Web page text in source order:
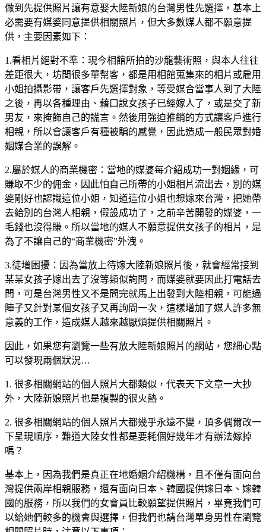
做到先提供照片讓有意娶大陸新娘的台灣男性先選擇，基本上
必需要有媒婆同意提供相關照片，但大多數媒人都不願意提
供，主要因素如下：
1.看相片絕對不準：現今相館所拍的沙龍藝術照，與本人往往
差距很大，坊間很多單幫客，都是用相館蒐集來的相片或雇用
小姐拍攝影帶，讓客戶先選擇對象，等受媒合當事人到了大陸
之後，再以各種理由、藉口說女孩子已經嫁人了，或是交了新
男友，來掩飾自己的謊言。然後用強迫推銷的方式讓客戶進行
相親，所以會讓客戶有種被騙的感覺，因此造成一般民眾對婚
姻媒合業的誤解。
2.屬於媒人的商業機密：當地的媒婆每介紹成功一對姻緣，可
賺取不少的佣金，因此怕自己所帶的小姐相片流出去，別的媒
婆剛好也認識這位小姐，知道這位小姐也想嫁來台灣，把她帶
去給別的台灣人相親，假設成功了，之前辛苦開發的媒婆，一
毛錢也沒得賺。所以當地的媒人不願意提供女孩子的相片，是
為了不讓自己的“商業機密”外洩。
3.徒增困擾：因為當放上待嫁大陸新娘照片後，就會經常接到
某某女孩子嫁出去了沒等類似詢問，而媒婆就要因此打電話去
問，可是台灣男性又不是問完就馬上出發到大陸相親，可能過
陣子又針對某個女孩子又再詢問一次，這樣增加了媒人許多無
意義的工作，造成媒人越來越厭煩提供相關照片。
因此，如果您有瀏覽一些有放大陸新娘照片的網站，您細心點
可以發現兩個狀況…
1. 很多相關網站的個人照片大都類似，代表天下文章一大抄
外，大陸新娘照片也是複製的很火熱。
2. 很多相關網站的個人照片大都幾乎永遠不變，頂多偶爾改一
下呈現順序，難道大陸女性都是要耗個好幾年才有辦法嫁掉
嗎？
基本上，因為我們是真正在地婚姻介紹機構，且不僅有面向台
灣提供兩岸相親服務，還有面向日本、韓國提供嫁日本、嫁韓
國的服務，所以我們的女會員比較願望提供照片，畢竟我們可
以給她們較多的機會與選擇，但我們也請台灣單身男性在瀏覽